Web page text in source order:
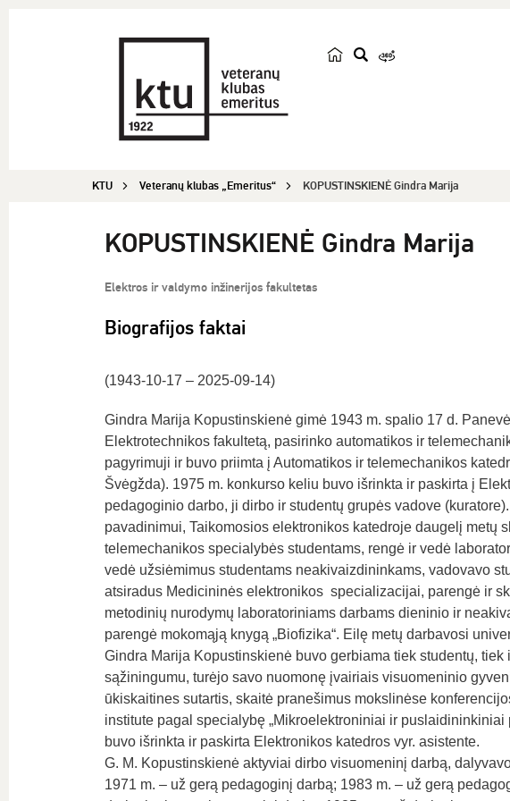
k
KTU Veteranų klubas „Emeritus“ KOPUSTINSKIENĖ Gindra Marija
KOPUSTINSKIENĖ Gindra Marija
Elektros ir valdymo inžinerijos fakultetas
Biografijos faktai
(1943-10-17 – 2025-09-14)
Gindra Marija Kopustinskienė gimė 1943 m. spalio 17 d.
Elektrotechnikos fakultetą, pasirinko automatikos ir
pagyrimuji ir buvo priimta į Automatikos ir telemechanikos
Švėgžda). 1975 m. konkurso keliu buvo išrinkta ir paskirta į
pedagoginio darbo, ji dirbo ir studentų grupės vadove
pavadinimui, Taikomosios elektronikos katedroje daugelį metų
telemechanikos specialybės studentams, rengė ir vedė
vedė užsiėmimus studentams neakivaizdininkams, vadovavo
atsiradus Medicininės elektronikos specializacijai, parengė ir
metodinių nurodymų laboratoriniams darbams dieninio ir
parengė mokomąją knygą „Biofizika“. Eilę metų darbavosi
Gindra Marija Kopustinskienė buvo gerbiama tiek studentų,
sąžiningumu, turėjo savo nuomonę įvairiais visuomeninio
ūkiskaitines sutartis, skaitė pranešimus mokslinėse
institute pagal specialybę „Mikroelektroniniai ir
buvo išrinkta ir paskirta Elektronikos katedros vyr. asistente.
G. M. Kopustinskienė aktyviai dirbo visuomeninį darbą,
1971 m. – už gerą pedagoginį darbą; 1983 m. – už gerą